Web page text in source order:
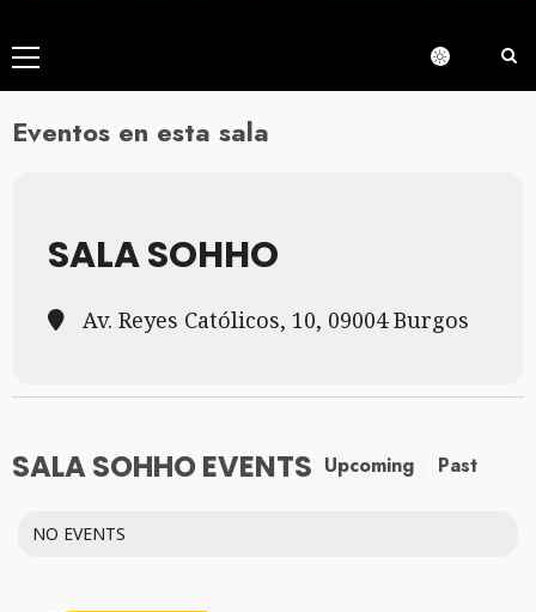
Menú
principal
Eventos en esta sala
SALA SOHHO
Av. Reyes Católicos, 10, 09004 Burgos
SALA SOHHO EVENTS Upcoming Past
NO EVENTS